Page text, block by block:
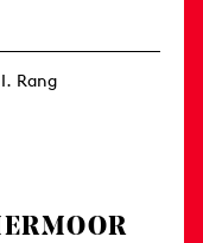
Rang